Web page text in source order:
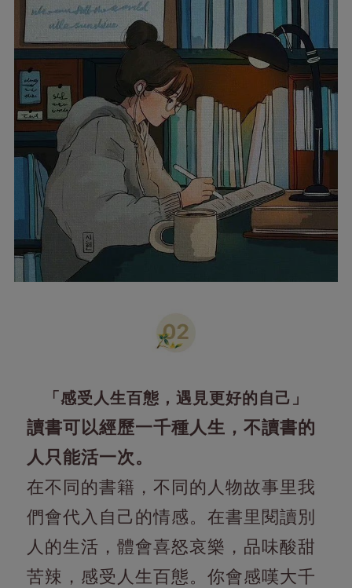
「感受人生百態，遇見更好的自己」
讀書可以經歷一千種人生，不讀書的
人只能活一次。
在不同的書籍，不同的人物故事里我
們會代入自己的情感。在書里閱讀別
人的生活，體會喜怒哀樂，品味酸甜
苦辣，感受人生百態。你會感嘆大千